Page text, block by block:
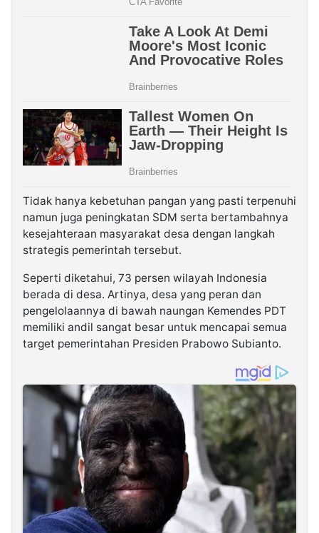
Tidak hanya kebetuhan pangan yang pasti terpenuhi
namun juga peningkatan SDM serta bertambahnya
kesejahteraan masyarakat desa dengan langkah
strategis pemerintah tersebut.
Seperti diketahui, 73 persen wilayah Indonesia
berada di desa. Artinya, desa yang peran dan
pengelolaannya di bawah naungan Kemendes PDT
memiliki andil sangat besar untuk mencapai semua
target pemerintahan Presiden Prabowo Subianto.